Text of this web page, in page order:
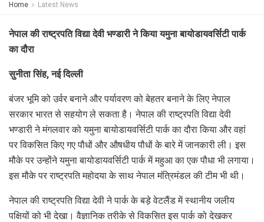
Home Latest News
नेपाल की राष्ट्रपति विद्या देवी भण्डारी ने किया यमुना बायोडायवर्सिटी पार्क
का दौरा
सुनीता सिंह, नई दिल्ली
बंजर भूमि को उर्वर बनाने और पर्यावरण को बेहतर बनाने के लिए नेपाल
सरकार भारत से सहयोग ले सकता है। नेपाल की राष्ट्रपति विद्या देवी
भण्डारी ने मंगलवार को यमुना बायोडायवर्सिटी पार्क का दौरा किया और वहां
पर विकसित किए गए पौधों और औषधीय पौधों के बारे में जानकारी ली। इस
मौके पर उन्होंने यमुना बायोडायवर्सिटी पार्क में महुआ का एक पौधा भी लगाया।
इस मौके पर राष्ट्रपति महोदया के साथ नेपाल मंत्रिमंडल की टीम भी थी।
नेपाल की राष्ट्रपति विद्या देवी ने पार्क के बड़े वेटलैंड में स्थानीय जलीय
पक्षियों को भी देखा। वैज्ञानिक तरीके से विकसित इस पार्क को देखकर